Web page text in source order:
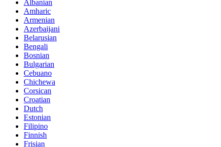
Albanian
Amharic
Armenian
Azerbaijani
Belarusian
Bengali
Bosnian
Bulgarian
Cebuano
Chichewa
Corsican
Croatian
Dutch
Estonian
Filipino
Finnish
Frisian